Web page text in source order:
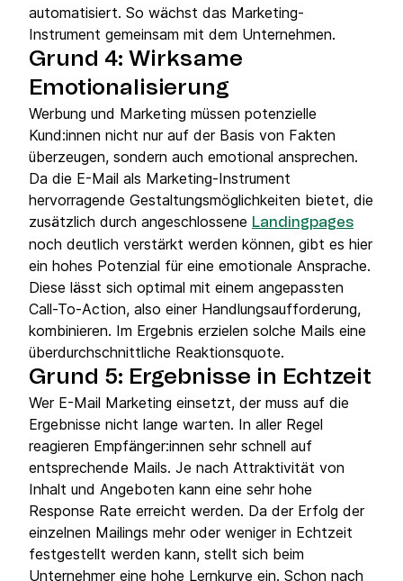
automatisiert. So wächst das Marketing-
Instrument gemeinsam mit dem Unternehmen.
Grund 4: Wirksame
Emotionalisierung
Werbung und Marketing müssen potenzielle
Kund:innen nicht nur auf der Basis von Fakten
überzeugen, sondern auch emotional ansprechen.
Da die E-Mail als Marketing-Instrument
hervorragende Gestaltungsmöglichkeiten bietet, die
zusätzlich durch angeschlossene Landingpages
noch deutlich verstärkt werden können, gibt es hier
ein hohes Potenzial für eine emotionale Ansprache.
Diese lässt sich optimal mit einem angepassten
Call-To-Action, also einer Handlungsaufforderung,
kombinieren. Im Ergebnis erzielen solche Mails eine
überdurchschnittliche Reaktionsquote.
Grund 5: Ergebnisse in Echtzeit
Wer E-Mail Marketing einsetzt, der muss auf die
Ergebnisse nicht lange warten. In aller Regel
reagieren Empfänger:innen sehr schnell auf
entsprechende Mails. Je nach Attraktivität von
Inhalt und Angeboten kann eine sehr hohe
Response Rate erreicht werden. Da der Erfolg der
einzelnen Mailings mehr oder weniger in Echtzeit
festgestellt werden kann, stellt sich beim
Unternehmer eine hohe Lernkurve ein. Schon nach